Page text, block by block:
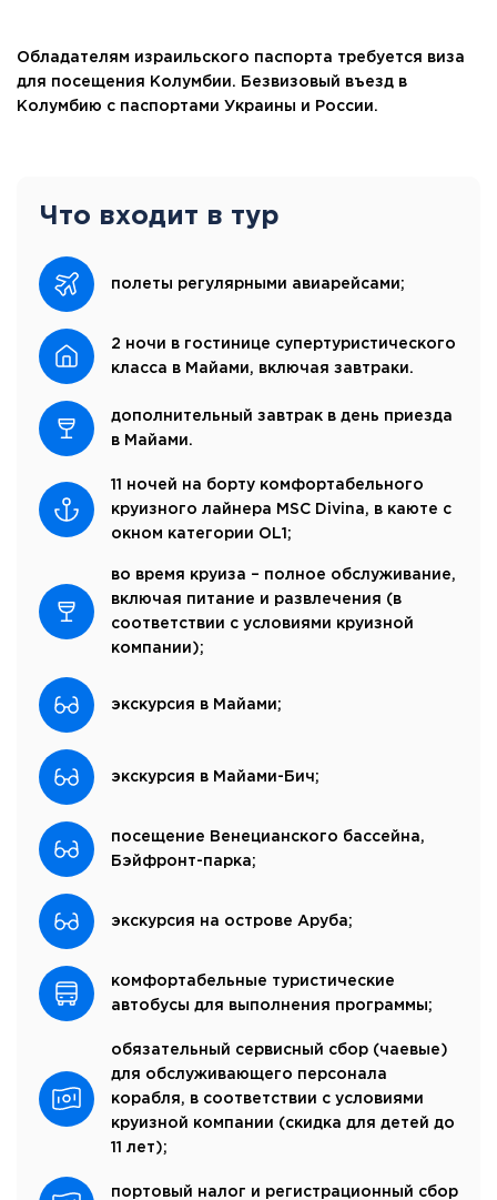
Обладателям израильского паспорта требуется виза
для посещения Колумбии. Безвизовый въезд в
Колумбию с паспортами Украины и России.
Что входит в тур
полеты регулярными авиарейсами;
2 ночи в гостинице супертуристического
класса в Майами, включая завтраки.
дополнительный завтрак в день приезда
в Майами.
11 ночей на борту комфортабельного
круизного лайнера MSC Divina, в каюте с
окном категории OL1;
во время круиза – полное обслуживание,
включая питание и развлечения (в
соответствии с условиями круизной
компании);
экскурсия в Майами;
экскурсия в Майами-Бич;
посещение Венецианского бассейна,
Бэйфронт-парка;
экскурсия на острове Аруба;
комфортабельные туристические
автобусы для выполнения программы;
обязательный сервисный сбор (чаевые)
для обслуживающего персонала
корабля, в соответствии с условиями
круизной компании (скидка для детей до
11 лет);
портовый налог и регистрационный сбор